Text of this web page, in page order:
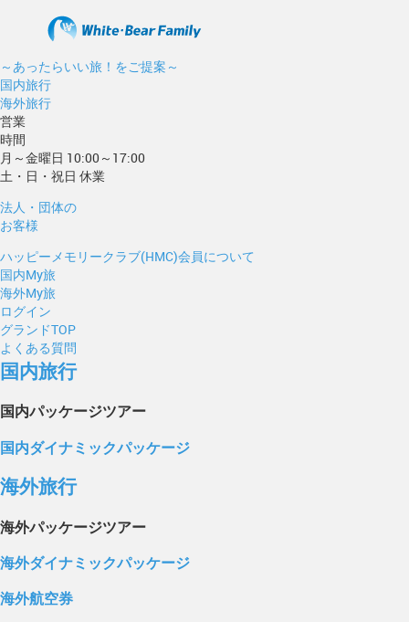
～あったらいい旅！をご提案～
国内旅行
海外旅行
営業
時間
月～金曜日 10:00～17:00
土・日・祝日 休業
法人・団体の
お客様
ハッピーメモリークラブ(HMC)会員について
国内My旅
海外My旅
ログイン
グランドTOP
よくある質問
国内旅行
国内パッケージツアー
国内ダイナミックパッケージ
海外旅行
海外パッケージツアー
海外ダイナミックパッケージ
海外航空券